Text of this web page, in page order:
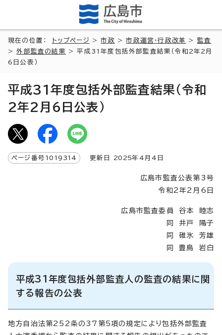
現在の位置： トップページ >市政 >市政運営・行政改革 > 監査
>外部監査の結果
> 平成31年度包括外部監査結果（令和2年2月
6日公表）
平成31年度包括外部監査結果（令和
2年2月6日公表）
ページ番号 1019314 更新日 2025年4月4日
広島市監査公表第3号
令和2年2月6日
広島市監査委員 谷本 睦志
同 井戸 陽子
同 碓氷 芳雄
同 豊島 岩白
平成31年度包括外部監査人の監査の結果に関
する報告の公表
地方自治法第252条の37第5項の規定により包括外部監査